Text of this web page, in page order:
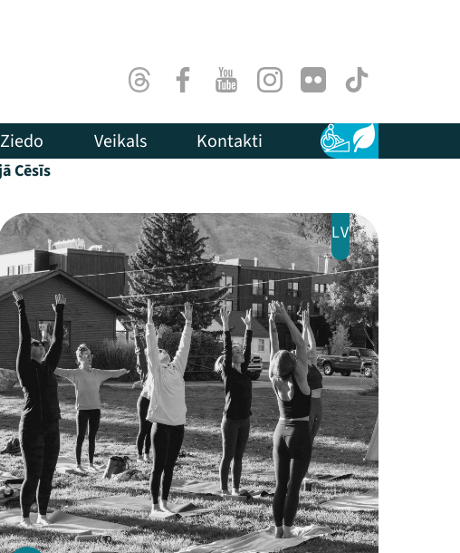
ThreadsFacebookYoutubeInstagram
Flick TikTok
Ziedo Veikals Kontakti Pieejamība
Ilgtspēja
Cēsīs
LV